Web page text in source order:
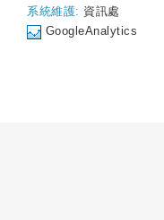
系統維護: 資訊處
GoogleAnalytics